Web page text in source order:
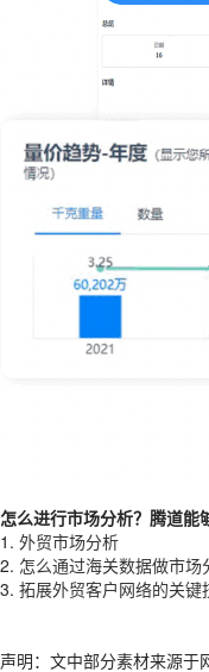
怎么进行市场分析？腾道能
1. 外贸市场分析
2. 怎么通过海关数据做市场
3. 拓展外贸客户网络的关
声明：文中部分素材来源于